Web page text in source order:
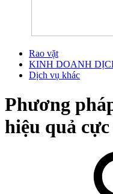
Rao vặt
KINH DOANH
Dịch vụ khác
Phương
hiệu quả cực